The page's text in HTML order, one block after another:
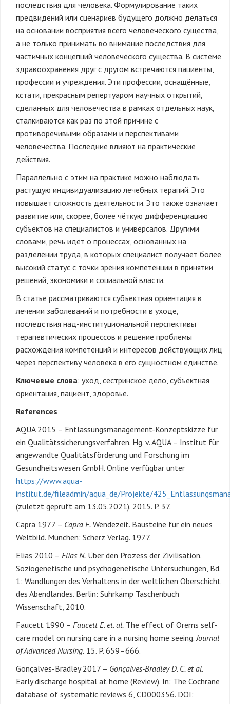
последствия для человека. Формулирование таких
предвидений или сценариев будущего должно делаться
на основании восприятия всего человеческого существа,
а не только принимать во внимание последствия для
частичных концепций человеческого существа. В системе
здравоохранения друг с другом встречаются пациенты,
профессии и учреждения. Эти профессии, оснащённые,
кстати, прекрасным репертуаром научных открытий,
сделанных для человечества в рамках отдельных наук,
сталкиваются как раз по этой причине с
противоречивыми образами и перспективами
человечества. Последние влияют на практические
действия.
Параллельно с этим на практике можно наблюдать
растущую индивидуализацию лечебных терапий. Это
повышает сложность деятельности. Это также означает
развитие или, скорее, более чёткую дифференциацию
субъектов на специалистов и универсалов. Другими
словами, речь идёт о процессах, основанных на
разделении труда, в которых специалист получает более
высокий статус с точки зрения компетенции в принятии
решений, экономики и социальной власти.
В статье рассматриваются субъектная ориентация в
лечении заболеваний и потребности в уходе,
последствия над-институциональной перспективы
терапевтических процессов и решение проблемы
расхождения компетенций и интересов действующих лиц
через перспективу человека в его сущностном единстве.
Ключевые слова: уход, сестринское дело, субъектная
ориентация, пациент, здоровье.
References
AQUA 2015 – Entlassungsmanagement-Konzeptskizze für
ein Qualitätssicherungsverfahren. Hg. v. AQUA – Institut für
angewandte Qualitätsförderung und Forschung im
Gesundheitswesen GmbH. Online verfügbar unter
https://www.aqua-
institut.de/fileadmin/aqua_de/Projekte/
(zuletzt geprüft am 13.05.2021). 2015. P. 37.
Capra 1977 – Capra F. Wendezeit. Bausteine für ein neues
Weltbild. München: Scherz Verlag. 1977.
Elias 2010 – Elias N. Über den Prozess der Zivilisation.
Soziogenetische und psychogenetische Untersuchungen, Bd.
1: Wandlungen des Verhaltens in der weltlichen Oberschicht
des Abendlandes. Berlin: Suhrkamp Taschenbuch
Wissenschaft, 2010.
Faucett 1990 – Faucett E. et. al. The effect of Orems self-
care model on nursing care in a nursing home seeing.Journal
of Advanced Nursing. 15. P. 659–666.
Gonçalves-Bradley 2017 – Gonçalves-Bradley D. C. et al.
Early discharge hospital at home (Review). In: The Cochrane
database of systematic reviews 6, CD000356. DOI: